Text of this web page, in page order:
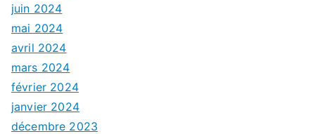
juin 2024
mai 2024
avril 2024
mars 2024
février 2024
janvier 2024
décembre 2023